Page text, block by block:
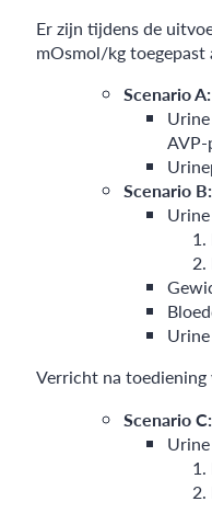
Er zijn tijdens de
mOsmol/kg toegepast
Scenario A:
Scenario B:
Verricht na toediening
ScenarioC: